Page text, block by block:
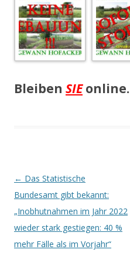
Bleiben SIEonline.
Beitrags-
Navigation
← Das Statistische
Bundesamt gibt bekannt:
„Inobhutnahmen im Jahr 2022
wieder stark gestiegen: 40 %
mehr Fälle als im Vorjahr“